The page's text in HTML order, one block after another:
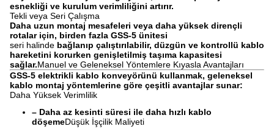
esnekliği ve kurulum verimliliğini artırır.
Tekli veya Seri Çalışma
Daha uzun montaj mesafeleri veya daha yüksek dirençli
rotalar için, birden fazla GSS-5 ünitesi
seri halinde bağlanıp çalıştırılabilir, düzgün ve kontrollü kablo
hareketini korurken genişletilmiş taşıma kapasitesi
sağlar.Manuel ve Geleneksel Yöntemlere Kıyasla Avantajları
GSS-5 elektrikli kablo konveyörünü kullanmak, geleneksel
kablo montaj yöntemlerine göre çeşitli avantajlar sunar:
Daha Yüksek Verimlilik
– Daha az kesinti süresi ile daha hızlı kablo
döşemeDüşük İşçilik Maliyeti